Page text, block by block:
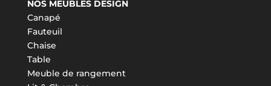
NOS MEUBLES DESIGN
Canapé
Fauteuil
Chaise
Table
Meuble de rangement